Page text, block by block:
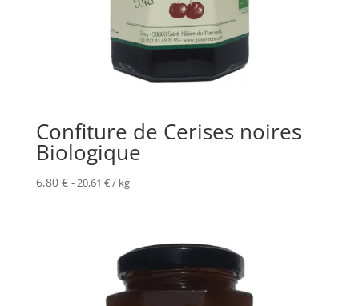
Confiture de Cerises noires
Biologique
6,80 € -20,61 €/ kg